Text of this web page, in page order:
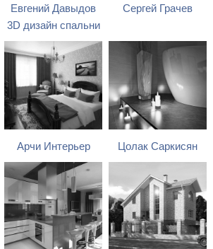
Евгений Давыдов
3D дизайн спальни
Сергей Грачев
Арчи Интерьер Цолак Саркисян